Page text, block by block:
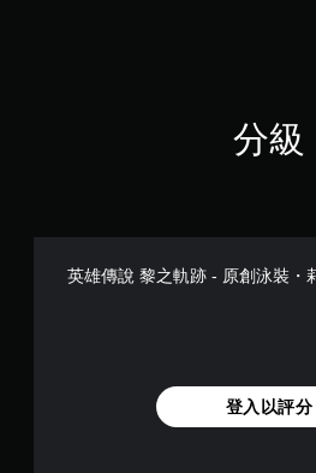
分級
英雄傳說 黎之軌跡 - 原創泳裝・
登入以評分